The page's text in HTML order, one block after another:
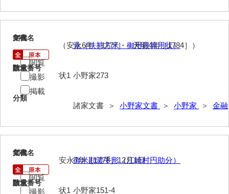
江崎村庄屋・浦年寄
近代公職
医師
影山家文書
鹿島家文書
片岡トミ子自作農地木札
14
文書名
覚（扶持方米・御用銀算用状）
請求番号
小野家273
分類
諸家文書 ＞ 小野家文書 ＞ 小野家 ＞ 金融
年代
（安永6年［1777］～天明4年［1784］）
数量
状1
閲覧
撮影
掲載
15
文書名
御米勘渡手形（江崎村円助分）
請求番号
小野家151-4
年代
安永7年［1778］12月1日
数量
状1
閲覧
撮影